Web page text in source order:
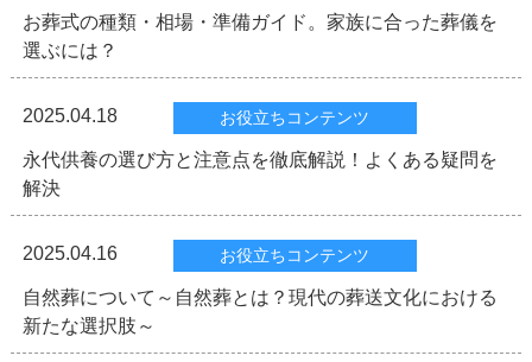
お葬式の種類・相場・準備ガイド。家族に合った葬儀を
選ぶには？
2025.04.18 お役立ちコンテンツ
永代供養の選び方と注意点を徹底解説！よくある疑問を
解決
2025.04.16 お役立ちコンテンツ
自然葬について～自然葬とは？現代の葬送文化における
新たな選択肢～